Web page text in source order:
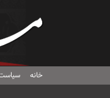
خانه